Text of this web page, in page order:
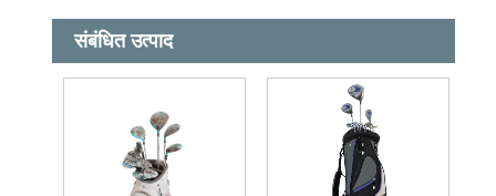
संबंधित उत्पाद